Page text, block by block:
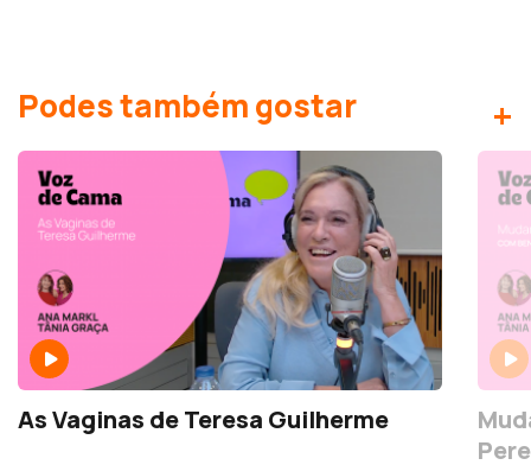
Podes também gostar +
As Vaginas de Teresa Guilherme